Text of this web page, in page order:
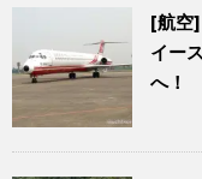
[航空
イー
へ！